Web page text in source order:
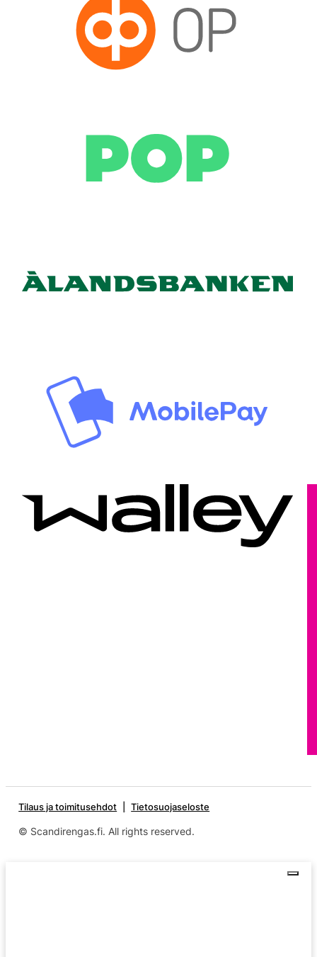
Tilaus ja toimitusehdot Tietosuojaseloste
© Scandirengas.fi. All rights reserved.